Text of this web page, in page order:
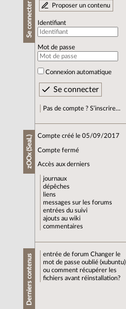
Se connecter Proposer un contenu
Identifiant
Mot de passe
Connexion automatique
Pas de compte ? S’inscrire…
zOOx (SeaL) Compte créé le 05/09/2017
Compte fermé
Accès aux derniers
journaux
dépêches
liens
messages sur les forums
entrées du suivi
ajouts au wiki
commentaires
Derniers contenus entrée de forum Changer le
mot de passe oublié (xubuntu)
ou comment récupérer les
fichiers avant réinstallation?